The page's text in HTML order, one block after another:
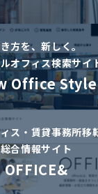
方を、新しく。
オフィス検索サイ
Office Style
ス・賃貸事務所移
総合情報サイト
OFFICE&